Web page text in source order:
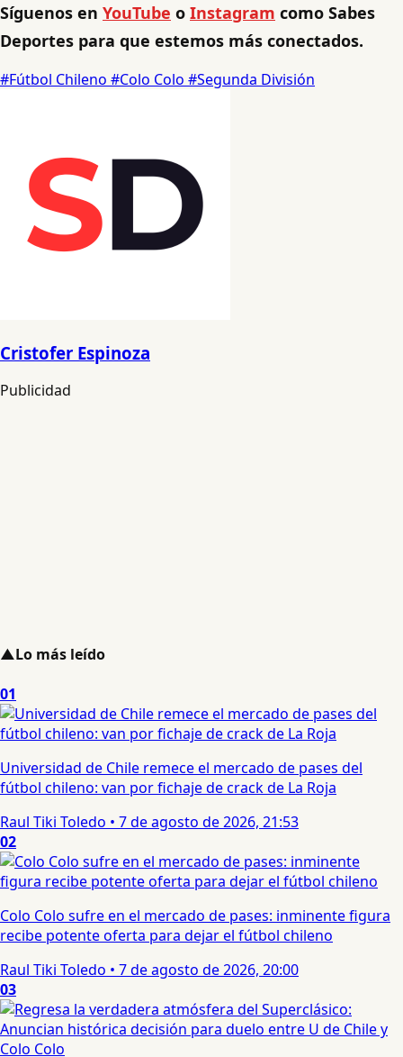
Síguenos en YouTube o Instagram como Sabes
Deportes para que estemos más conectados.
#Fútbol Chileno #Colo Colo #Segunda División
Cristofer Espinoza
Publicidad
▲Lo más leído
01
Universidad de Chile remece el mercado de pases del
fútbol chileno: van por fichaje de crack de La Roja
Raul Tiki Toledo • 7 de agosto de 2026, 21:53
02
Colo Colo sufre en el mercado de pases: inminente figura
recibe potente oferta para dejar el fútbol chileno
Raul Tiki Toledo • 7 de agosto de 2026, 20:00
03